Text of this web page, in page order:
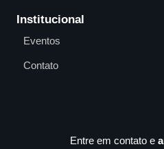
Institucional
Eventos
Contato
Entre em contato e